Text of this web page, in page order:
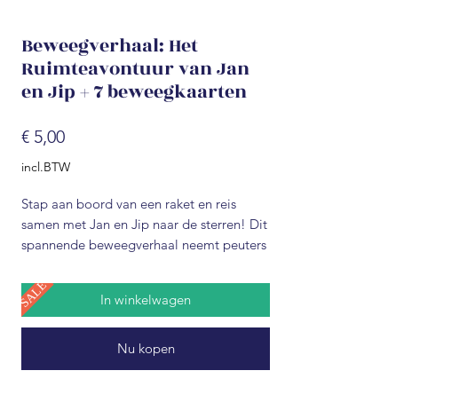
Beweegverhaal: Het
Ruimteavontuur van Jan
en Jip + 7 beweegkaarten
€ 5,00Prijs
incl.BTW
Stap aan boord van een raket en reis
samen met Jan en Jip naar de sterren! Dit
spannende beweegverhaal neemt peuters
avontuur, waarbij ze niet alleen de ruimte
verkennen, maar ook actief in beweging
komen met de bijbehorende
Wat je krijgt:
In winkelwagen
SALE
Nu kopen